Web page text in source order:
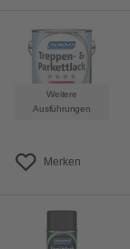
Weitere
Ausführungen
Merken